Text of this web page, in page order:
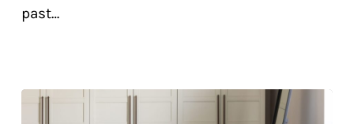
past…